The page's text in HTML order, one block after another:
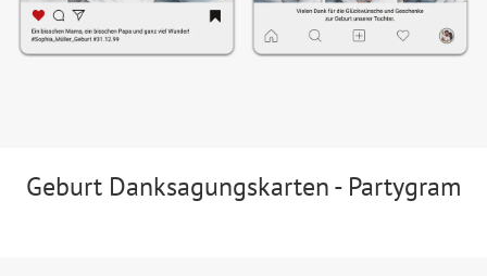
Geburt Danksagungskarten - Partygram